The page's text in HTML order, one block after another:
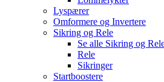
Lyspærer
Omformere og Invertere
Sikring og Rele
Se alle Sikring og
Rele
Sikringer
Startboostere